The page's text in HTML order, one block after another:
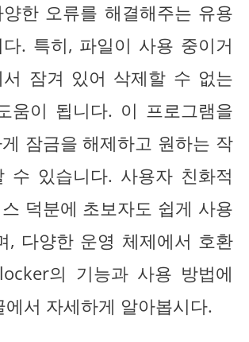
한 오류를 해결해주는 유용
. 특히, 파일이 사용 중이거
서 잠겨 있어 삭제할 수 없는
움이 됩니다. 이 프로그램을
잠금을 해제하고 원하는 작
수 있습니다. 사용자 친화적
덕분에 초보자도 쉽게 사용
, 다양한 운영 체제에서 호환
의 기능과 사용 방법에
에서 자세하게 알아봅시다.